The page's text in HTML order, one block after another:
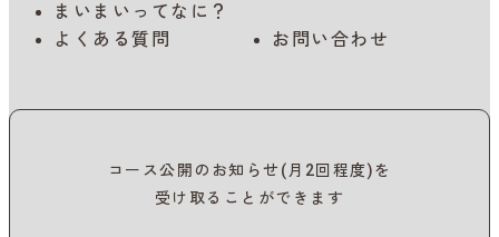
まいまいってなに？
よくある質問
お問い合わせ
コース公開のお知らせ(月2回程度)を
受け取ることができます